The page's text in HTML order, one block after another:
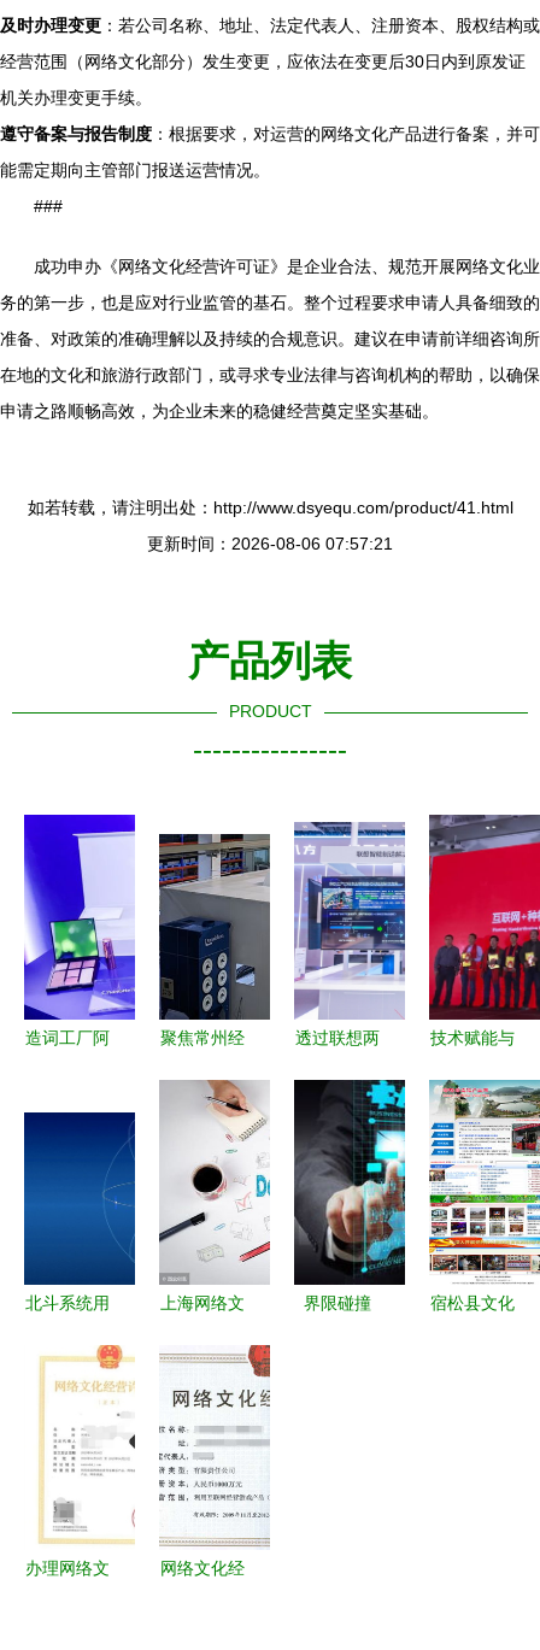
及时办理变更 ：若公司名称、地址、法定代表人、注册资本、股权结构或
经营范围（网络文化部分）发生变更，应依法在变更后30日内到原发证
机关办理变更手续。
遵守备案与报告制度 ：根据要求，对运营的网络文化产品进行备案，并可
能需定期向主管部门报送运营情况。
###
成功申办《网络文化经营许可证》是企业合法、规范开展网络文化业
务的第一步，也是应对行业监管的基石。整个过程要求申请人具备细致的
准备、对政策的准确理解以及持续的合规意识。建议在申请前详细咨询所
在地的文化和旅游行政部门，或寻求专业法律与咨询机构的帮助，以确保
申请之路顺畅高效，为企业未来的稳健经营奠定坚实基础。
如若转载，请注明出处：http://www.dsyequ.com/product/41.html
更新时间：2026-08-06 07:57:21
产品列表
PRODUCT
----------------
造词工厂阿
念“网紫” 网
时？邦眼的
技术力量揭
聚焦常州经
转型新高地
三家标杆企
业携数智典
范揽获智能
激光与聚醚
等经济界动
造考核涌现
蜕变传奇苏
工厂新称号
之稳！_速
新闻再建样
自身展示能
力开拓里程
透过联想两
程，解析
5G全连接
工厂的建设
关键与网络
技术服务之
道
技术赋能与
轮驱动 物
联网私人订
制工厂的全
国化之途
北斗系统用
网络技术服
务新发展引
擎
上海网络文
聚焦网络技
术服务类企
业
界限碰撞
宿松县文化
办理网络文
网络文化经